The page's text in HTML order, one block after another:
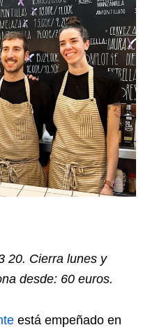
20. Cierra lunes y
desde: 60 euros.
está empeñado en